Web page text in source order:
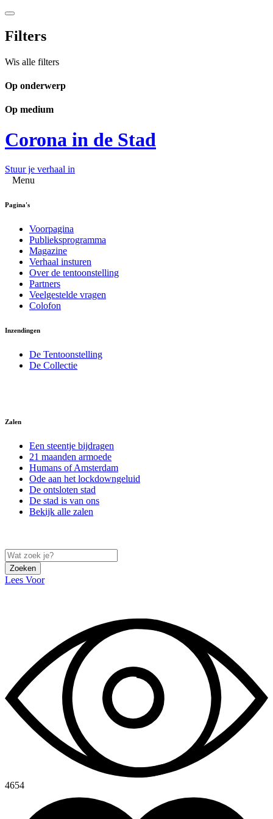
Filters
Wis alle filters
Op onderwerp
Op medium
Corona in de Stad
Stuur je verhaal in
Menu
Pagina's
Voorpagina
Publieksprogramma
Magazine
Verhaal insturen
Over de tentoonstelling
Partners
Veelgestelde vragen
Colofon
Inzendingen
De Tentoonstelling
De Collectie
Zalen
Een steentje bijdragen
21 maanden armoede
Humans of Amsterdam
Ode aan het lockdowngeluid
De ontsloten stad
De stad is van ons
Bekijk alle zalen
Zoeken
Lees Voor
4654